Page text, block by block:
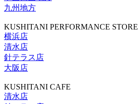
九州地方
KUSHITANI PERFORMANCE STORE
横浜店
清水店
針テラス店
大阪店
KUSHITANI CAFE
清水店